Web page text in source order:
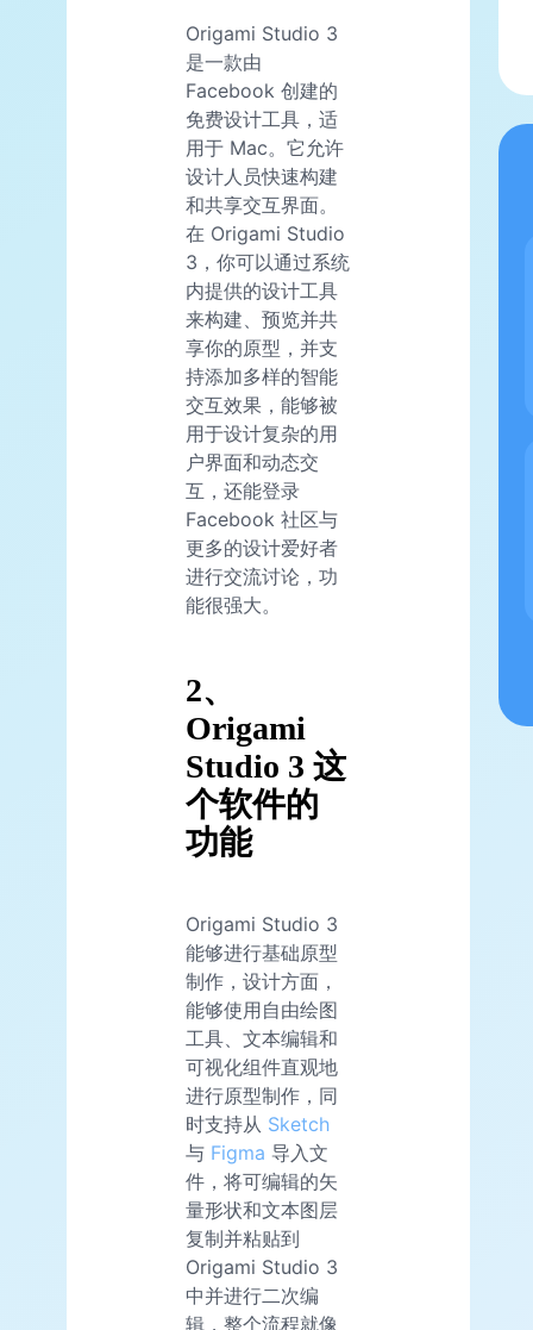
Origami Studio 3
是一款由
Facebook 创建的
免费设计工具，适
用于 Mac。它允许
设计人员快速构建
和共享交互界面。
在 Origami Studio
3，你可以通过系统
内提供的设计工具
来构建、预览并共
享你的原型，并支
持添加多样的智能
交互效果，能够被
用于设计复杂的用
户界面和动态交
互，还能登录
Facebook 社区与
更多的设计爱好者
进行交流讨论，功
能很强大。
2、
Origami
Studio 3 这
个软件的
功能
Origami Studio 3
能够进行基础原型
制作，设计方面，
能够使用自由绘图
工具、文本编辑和
可视化组件直观地
进行原型制作，同
时支持从 Sketch
与 Figma 导入文
件，将可编辑的矢
量形状和文本图层
复制并粘贴到
Origami Studio 3
中并进行二次编
辑，整个流程就像